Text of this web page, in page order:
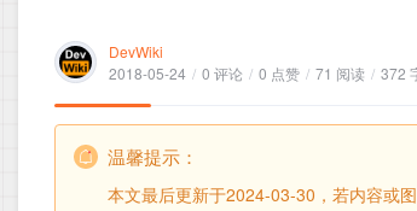
DevWiki
2018-05-24 / 0 评论 / 0 点赞 / 71 阅读 / 372
温馨提示：
本文最后更新于2024-03-30，若内容或